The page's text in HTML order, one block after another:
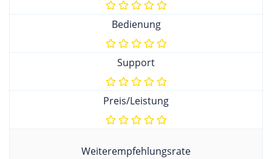
Bedienung
Support
Preis/Leistung
Weiterempfehlungsrate